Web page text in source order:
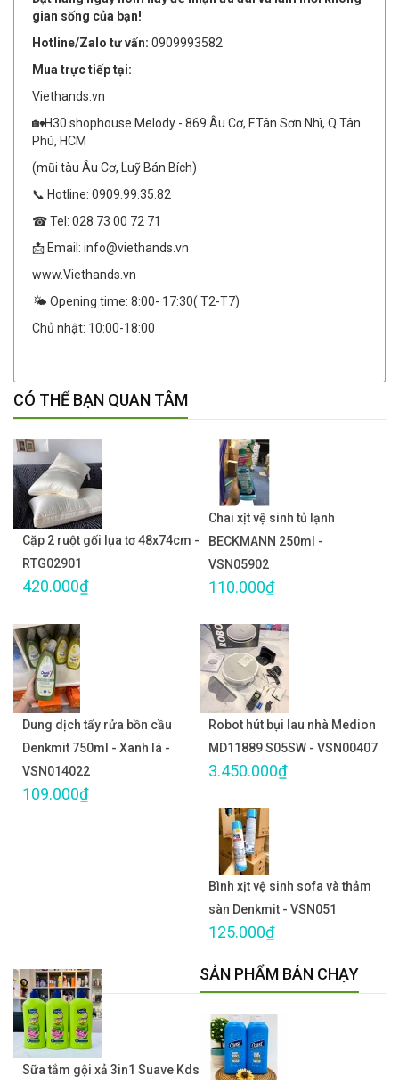
gian sống của bạn!
Hotline/Zalo tư vấn: 0909993582
Mua trực tiếp tại:
Viethands.vn
🏡H30 shophouse Melody - 869 Âu Cơ, F.Tân Sơn Nhì, Q.Tân
Phú, HCM
(mũi tàu Âu Cơ, Luỹ Bán Bích)
📞 Hotline: 0909.99.35.82
☎ Tel: 028 73 00 72 71
📩 Email: info@viethands.vn
www.Viethands.vn
🌤️ Opening time: 8:00- 17:30( T2-T7)
Chủ nhật: 10:00-18:00
CÓ THỂ BẠN QUAN TÂM
Cặp 2 ruột gối lụa tơ 48x74cm -
RTG02901
420.000₫
Chai xịt vệ sinh tủ lạnh
BECKMANN 250ml -
VSN05902
110.000₫
Dung dịch tẩy rửa bồn cầu
Denkmit 750ml - Xanh lá -
VSN014022
109.000₫
Robot hút bụi lau nhà Medion
MD11889 S05SW - VSN00407
3.450.000₫
Bình xịt vệ sinh sofa và thảm
sàn Denkmit - VSN051
125.000₫
Sữa tắm gội xả 3in1 Suave Kds
SẢN PHẨM BÁN CHẠY